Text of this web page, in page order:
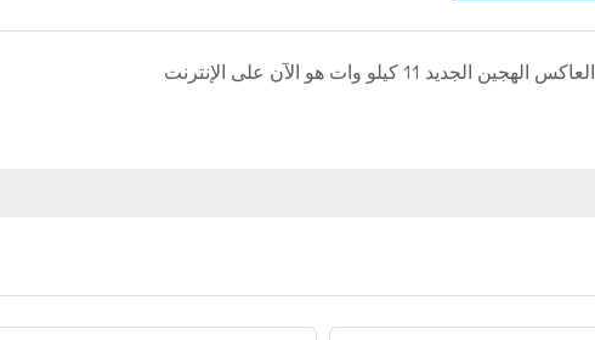
العاكس الهجين الجديد 11 كيلو وات هو الآن على الإنترنت